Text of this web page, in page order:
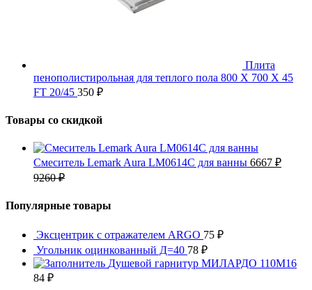
Плита
пенополистирольная для теплого пола 800 X 700 X 45
FT 20/45 350 ₽
Товары со скидкой
Смеситель Lemark Aura LM0614C для ванны 6667 ₽
9260₽
Популярные товары
Эксцентрик с отражателем ARGO 75 ₽
Угольник оцинкованный Д=40 78 ₽
Душевой гарнитур МИЛАРДО 110М16
84 ₽